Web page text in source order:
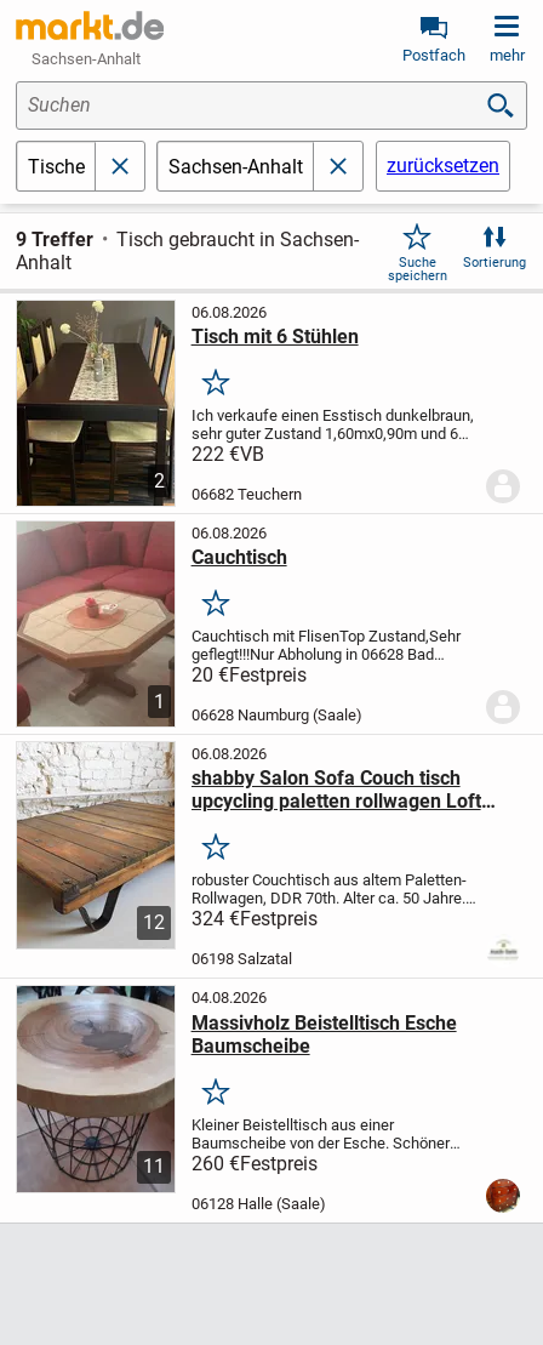
Sachsen-Anhalt Postfach mehr
Suchen
Tische schließenSachsen-Anhalt schließenzurücksetzen
9 Treffer
Tisch gebraucht in Sachsen-
Anhalt
Suche
speichern
Sortierung
2
06.08.2026
Tisch mit 6 Stühlen
Merken
Ich verkaufe einen Esstisch dunkelbraun,
sehr guter Zustand 1,60mx0,90m und 6
passende Stühle dunkelbraun/
222 €VB
06682 Teuchern
1
06.08.2026
Cauchtisch
Merken
Cauchtisch mit FlisenTop Zustand,Sehr
geflegt!!!Nur Abholung in 06628 Bad
KösenBei Interese einfach
Privatverkauf,keine Garanti oder
Rücknahme
20 €Festpreis
06628 Naumburg (Saale)
12
06.08.2026
shabby Salon Sofa Couch tisch
upcycling paletten rollwagen Loft
Holztisch
Merken
robuster Couchtisch aus altemPaletten-
Rollwagen, DDR 70th. Alter ca. 50 Jahre.
Behutsam gereinigt und aufgearbeitet für
authentischem Look.
Metallteilen wurde entfernt,...
324 €Festpreis
06198 Salzatal
11
04.08.2026
Massivholz Beistelltisch Esche
Baumscheibe
Merken
Kleiner Beistelltisch aus einer
Baumscheibe von der Esche. Schöner
dunkler Kern. Sturmschaden und viel zu
schade zum liegen lassen. Baumscheibe
rückseitig verleimt und damit stabilisiert.
Oberfläche...
260 €Festpreis
06128 Halle (Saale)